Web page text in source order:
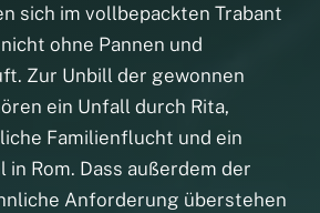
sich im vollbepackten Trabant
ohne Pannen und
Zur Unbill der gewonnen
ein Unfall durch Rita,
Familienflucht und ein
in Rom. Dass außerdem der
Anforderung überstehen